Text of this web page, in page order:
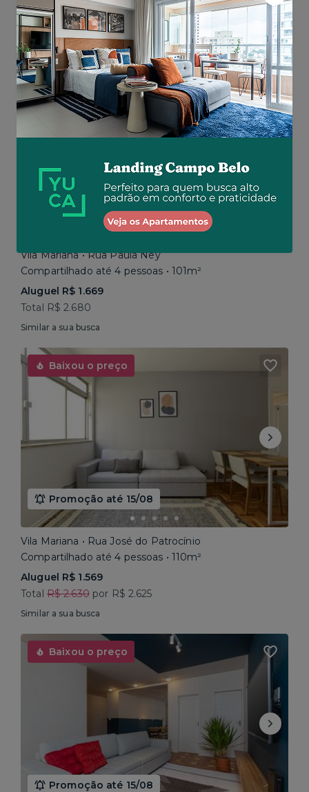
Aluguel R$ 1.777
Total R$ 2.843
Similar a sua busca
Em breve
Vila Mariana • Rua Paula Ney
Compartilhado até 4 pessoas • 101m²
Aluguel R$ 1.669
Total R$ 2.680
Similar a sua busca
Baixou o preço
Promoção até 15/08
Vila Mariana • Rua José do Patrocínio
Compartilhado até 4 pessoas • 110m²
Aluguel R$ 1.569
Total R$ 2.630por R$ 2.625
Similar a sua busca
Baixou o preço
Promoção até 15/08